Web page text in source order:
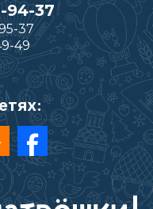
94-37
37
49